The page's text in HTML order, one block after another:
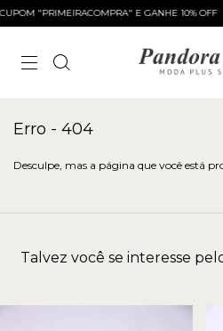
"PRIMEIRACOMPRA" E GANHE 10% OFF
Erro - 404
Desculpe, mas a página que você está
Talvez você se interesse